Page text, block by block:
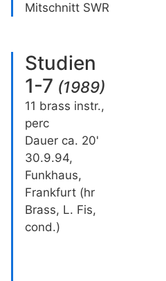
Mitschnitt SWR
Studien
1-7 (1989)
11 brass instr.,
perc
Dauer ca. 20'
30.9.94,
Funkhaus,
Frankfurt (hr
Brass, L. Fis,
cond.)